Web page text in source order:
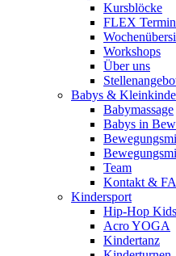
Kursblöcke
FLEX
Workshops
Über uns
Babys &
Babymassage
Babys in
Team
Kontakt &
Kindersport
Hip-Hop Kids
Acro YOGA
Kindertanz